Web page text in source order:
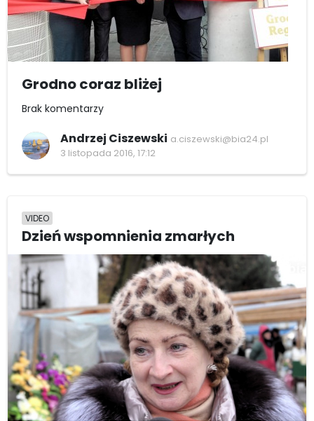
Grodno coraz bliżej
Brak komentarzy
Andrzej Ciszewski a.ciszewski@bia24.pl
3 listopada 2016, 17:12
VIDEO
Dzień wspomnienia zmarłych